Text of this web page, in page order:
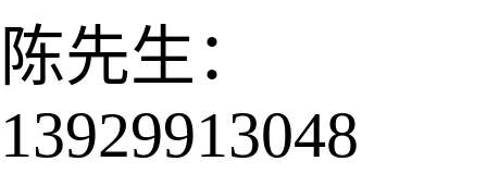
陈先生：
13929913048